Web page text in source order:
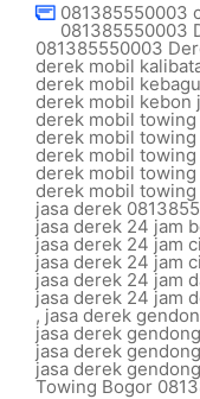
081385550003
081385550003
081385550003
derek mobil
derek mobil
derek mobil kebon
derek mobil
derek mobil
derek mobil towing
derek mobil
derek mobil towing
jasa derek
jasa derek 24 jam
jasa derek 24 jam
jasa derek 24 jam
jasa derek 24 jam
jasa derek 24 jam
, jasa derek
jasa derek
jasa derek
jasa derek
Towing Bogor